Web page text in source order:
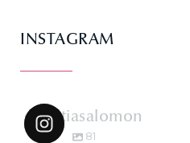
INSTAGRAM
dr.katiasalomon
81